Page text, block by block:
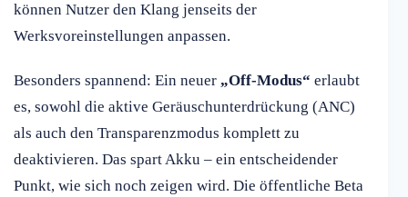
können Nutzer den Klang jenseits der
Werksvoreinstellungen anpassen.
Besonders spannend: Ein neuer „Off-Modus“ erlaubt
es, sowohl die aktive Geräuschunterdrückung (ANC)
als auch den Transparenzmodus komplett zu
deaktivieren. Das spart Akku – ein entscheidender
Punkt, wie sich noch zeigen wird. Die öffentliche Beta